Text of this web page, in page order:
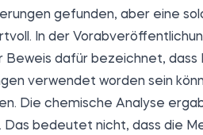
gefunden, aber eine
In der
dafür bezeichnet, dass
verwendet worden sein
Die chemische Analyse
bedeutet nicht, dass die